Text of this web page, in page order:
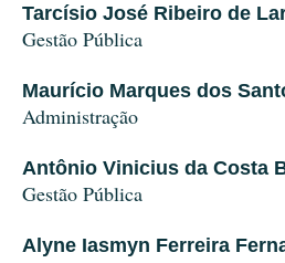
Tarcísio José Ribeiro de
Gestão Pública
Maurício Marques dos
Administração
Antônio Vinicius da Costa
Gestão Pública
Alyne Iasmyn Ferreira